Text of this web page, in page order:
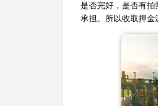
是否完好，是否有拍
承担。所以收取押金